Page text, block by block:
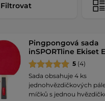
Filtrovat
Pingpongová sada
inSPORTline Ekiset
5 (4)
Sada obsahuje 4 ks
jednohvězdičkových
míčků s jednou